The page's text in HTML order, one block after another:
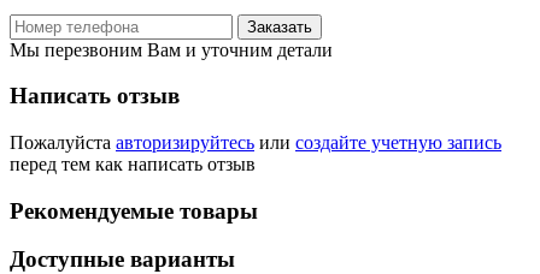
Заказать
Мы перезвоним Вам и уточним детали
Написать отзыв
Пожалуйста авторизируйтесь или создайте учетную запись
перед тем как написать отзыв
Рекомендуемые товары
Доступные варианты